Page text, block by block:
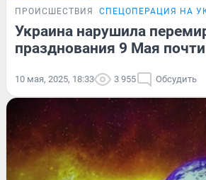
ПРОИСШЕСТВИЯ СПЕЦОПЕРАЦИЯ НА
Украина нарушила
празднования 9 Мая
10 мая, 2025, 18:33 3 955 Обсудить